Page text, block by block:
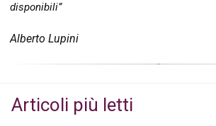
disponibili”
Alberto Lupini
Articoli più letti